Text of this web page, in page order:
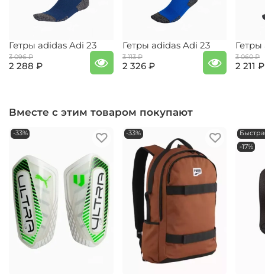
Гетры adidas Adi 23
3 096 ₽
2 288 ₽
Гетры adidas Adi 23
3 113 ₽
2 326 ₽
Гетры
3 060 ₽
2 211 ₽
Вместе с этим товаром покупают
-33% -33%
-17%